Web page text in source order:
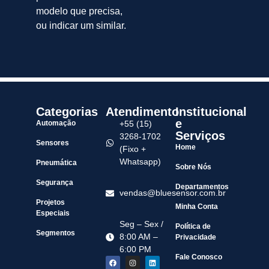
modelo que precisa,
ou indicar um similar.
Categorias
Automação
Sensores
Pneumática
Segurança
Projetos
Especiais
Segmentos
Atendimento
+55 (15)
3268-1702
(Fixo +
Whatsapp)
vendas@bluesensor.com.br
Seg – Sex /
8:00 AM –
6:00 PM
Institucional
e
Serviços
Home
Sobre Nós
Departamentos
Minha Conta
Política de
Privacidade
Fale Conosco